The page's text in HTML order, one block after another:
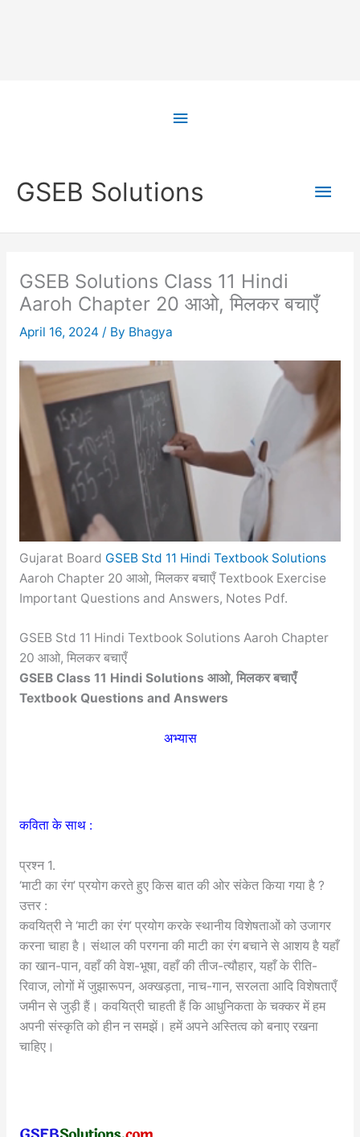
Above
GSEB Solutions
Main
GSEB Solutions Class 11 Hindi
Aaroh Chapter 20 आओ, मिलकर बचाएँ
April 16, 2024 / By Bhagya
Gujarat Board GSEB Std 11 Hindi Textbook Solutions
Aaroh Chapter 20 आओ, मिलकर बचाएँ Textbook Exercise
Important Questions and Answers, Notes Pdf.
GSEB Std 11 Hindi Textbook Solutions Aaroh Chapter
20 आओ, मिलकर बचाएँ
GSEB Class 11 Hindi Solutions आओ, मिलकर बचाएँ
Textbook Questions and Answers
अभ्यास
कविता के साथ :
प्रश्न 1.
‘माटी का रंग’ प्रयोग करते हुए किस बात की ओर संकेत किया गया है ?
उत्तर :
कवयित्री ने ‘माटी का रंग’ प्रयोग करके स्थानीय विशेषताओं को उजागर
करना चाहा है। संथाल की परगना की माटी का रंग बचाने से आशय है यहाँ
का खान-पान, वहाँ की वेश-भूषा, वहाँ की तीज-त्यौहार, यहाँ के रीति-
रिवाज, लोगों में जुझारूपन, अक्खड़ता, नाच-गान, सरलता आदि विशेषताएँ
जमीन से जुड़ी हैं। कवयित्री चाहती हैं कि आधुनिकता के चक्कर में हम
अपनी संस्कृति को हीन न समझें। हमें अपने अस्तित्व को बनाए रखना
चाहिए।